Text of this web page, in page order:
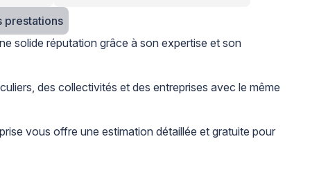
+ 8 autres prestations
solide réputation grâce à son expertise et son
des collectivités et des entreprises avec le même
vous offre une estimation détaillée et gratuite pour